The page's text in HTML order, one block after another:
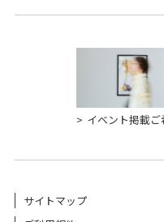
イベント掲載ご
サイトマップ